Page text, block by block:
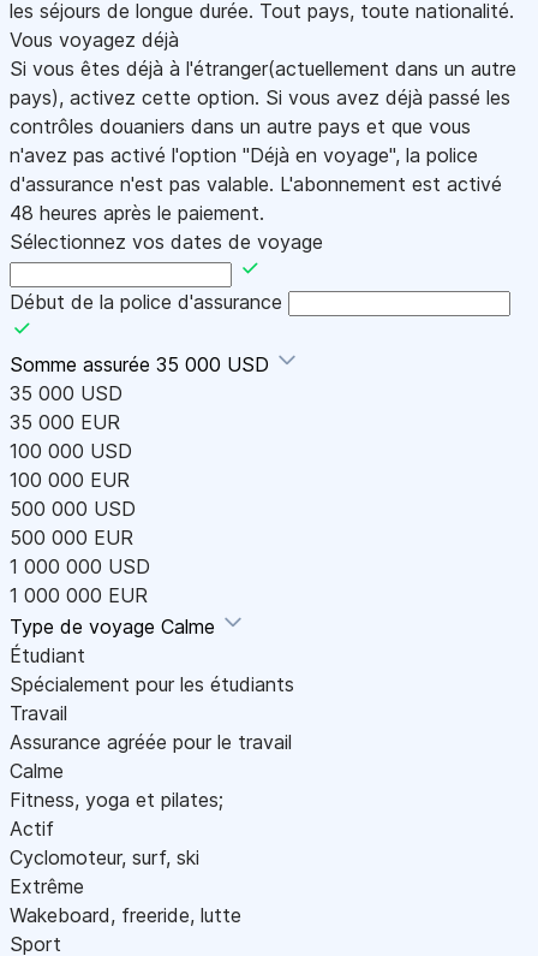
les séjours de longue durée. Tout pays, toute nationalité.
Vous voyagez déjà
Si vous êtes déjà à l'étranger(actuellement dans un autre
pays), activez cette option. Si vous avez déjà passé les
contrôles douaniers dans un autre pays et que vous
n'avez pas activé l'option "Déjà en voyage", la police
d'assurance n'est pas valable. L'abonnement est activé
48 heures après le paiement.
Sélectionnez vos dates de voyage
Début de la police d'assurance
Somme assurée 35 000 USD
35 000 USD
35 000 EUR
100 000 USD
100 000 EUR
500 000 USD
500 000 EUR
1 000 000 USD
1 000 000 EUR
Type de voyage Calme
Étudiant
Spécialement pour les étudiants
Travail
Assurance agréée pour le travail
Calme
Fitness, yoga et pilates;
Actif
Cyclomoteur, surf, ski
Extrême
Wakeboard, freeride, lutte
Sport